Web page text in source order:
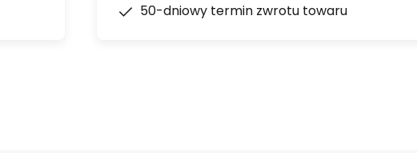
50-dniowy termin zwrotu towaru